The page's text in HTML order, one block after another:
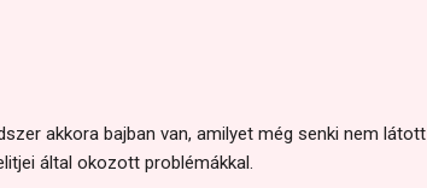
akkora bajban van, amilyet még senki nem látott
által okozott problémákkal.